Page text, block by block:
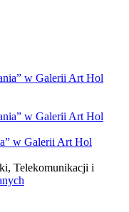
w Galerii Art Hol
Telekomunikacji i